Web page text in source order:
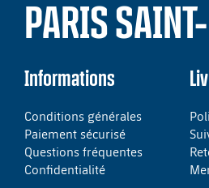
PARIS
Informations
Conditions générales
Paiement sécurisé
Questions fréquentes
Confidentialité